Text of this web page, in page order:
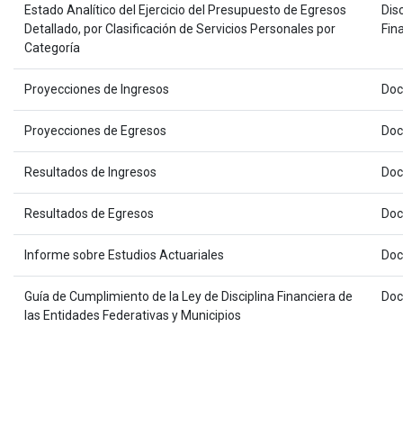
Estado Analítico del Ejercicio del Presupuesto de Egresos
Detallado, por Clasificación de Servicios Personales por
Categoría
Proyecciones de Ingresos
Proyecciones de Egresos
Resultados de Ingresos
Resultados de Egresos
Informe sobre Estudios Actuariales
Guía de Cumplimiento de la Ley de Disciplina Financiera de
las Entidades Federativas y Municipios